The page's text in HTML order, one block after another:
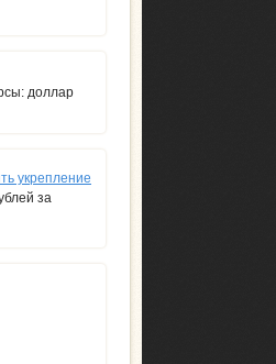
доллар
укрепление
за